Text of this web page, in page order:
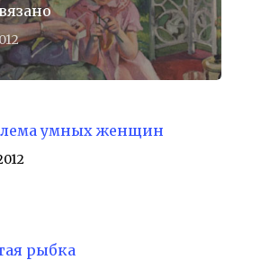
умных женщин
рыбка